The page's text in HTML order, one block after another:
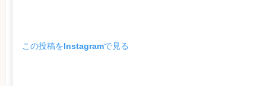
この投稿をInstagramで見る